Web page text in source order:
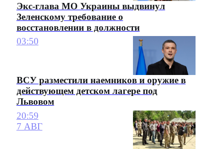
Экс-глава МО Украины выдвинул
Зеленскому требование о
восстановлении в должности
03:50
ВСУ разместили наемников и оружие в
действующем детском лагере под
Львовом
20:59
7 АВГ